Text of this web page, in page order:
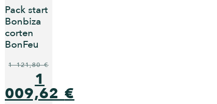
Pack start
Bonbiza
corten
BonFeu
1 121,80€
1
009,62€